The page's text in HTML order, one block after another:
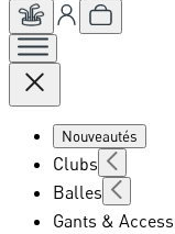
Nouveautés
Clubs
Balles
Gants &